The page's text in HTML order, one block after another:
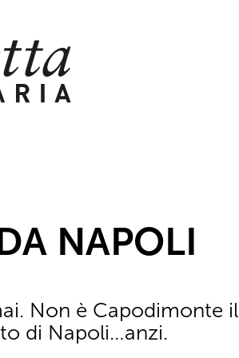
NAPOLI
Non è Capodimonte il
di Napoli…anzi.